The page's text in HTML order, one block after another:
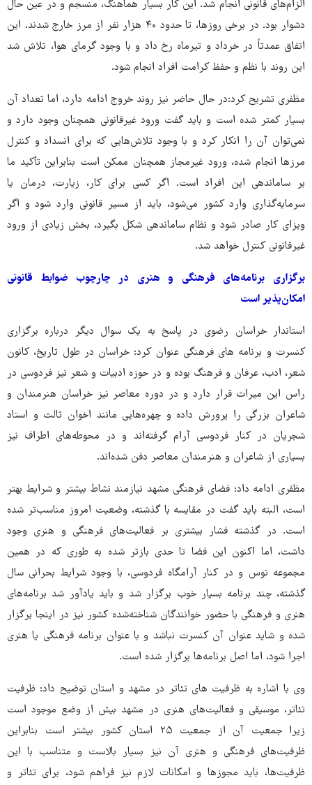
الزام‌های قانونی انجام شد. این کار بسیار هماهنگ، منسجم و در عین حال
دشوار بود. در برخی روزها، تا حدود ۴۰ هزار نفر از مرز خارج شدند. این
اتفاق عمدتاً در خرداد و تیرماه رخ داد و با وجود گرمای هوا، تلاش شد
این روند با نظم و حفظ کرامت افراد انجام شود.
مظفری تشریح کرد:در حال حاضر نیز روند خروج ادامه دارد، اما تعداد آن
بسیار کمتر شده است و باید گفت ورود غیرقانونی همچنان وجود دارد و
نمی‌توان آن را انکار کرد و با وجود تلاش‌هایی که برای انسداد و کنترل
مرزها انجام شده، ورود غیرمجاز همچنان ممکن است بنابراین تأکید ما
بر ساماندهی این افراد است. اگر کسی برای کار، زیارت، درمان یا
سرمایه‌گذاری وارد کشور می‌شود، باید از مسیر قانونی وارد شود و اگر
ویزای کار صادر شود و نظام ساماندهی شکل بگیرد، بخش زیادی از ورود
غیرقانونی کنترل خواهد شد.
برگزاری برنامه‌های فرهنگی و هنری در چارچوب ضوابط قانونی
امکان‌پذیر است
استاندار خراسان رضوی در پاسخ به یک سوال دیگر درباره برگزاری
کنسرت و برنامه های فرهنگی عنوان کرد: خراسان در طول تاریخ، کانون
شعر، ادب، عرفان و فرهنگ بوده و در حوزه ادبیات و شعر نیز فردوسی در
راس این میراث قرار دارد و در دوره معاصر نیز خراسان هنرمندان و
شاعران بزرگی را پرورش داده و چهره‌هایی مانند اخوان ثالث و استاد
شجریان در کنار فردوسی آرام گرفته‌اند و در محوطه‌های اطراف نیز
بسیاری از شاعران و هنرمندان معاصر دفن شده‌اند.
مظفری ادامه داد: فضای فرهنگی مشهد نیازمند نشاط بیشتر و شرایط بهتر
است، البته باید گفت در مقایسه با گذشته، وضعیت امروز مناسب‌تر شده
است. در گذشته فشار بیشتری بر فعالیت‌های فرهنگی و هنری وجود
داشت، اما اکنون این فضا تا حدی بازتر شده به طوری که در همین
مجموعه توس و در کنار آرامگاه فردوسی، با وجود شرایط بحرانی سال
گذشته، چند برنامه بسیار خوب برگزار شد و باید یادآور شد برنامه‌های
هنری و فرهنگی با حضور خوانندگان شناخته‌شده کشور نیز در اینجا برگزار
شده و شاید عنوان آن کنسرت نباشد و با عنوان برنامه فرهنگی یا هنری
اجرا شود، اما اصل برنامه‌ها برگزار شده است.
وی با اشاره به ظرفیت های تئاتر در مشهد و استان توضیح داد: ظرفیت
تئاتر، موسیقی و فعالیت‌های هنری در مشهد بیش از وضع موجود است
زیرا جمعیت آن از جمعیت ۲۵ استان کشور بیشتر است بنابراین
ظرفیت‌های فرهنگی و هنری آن نیز بسیار بالاست و متناسب با این
ظرفیت‌ها، باید مجوزها و امکانات لازم نیز فراهم شود، برای تئاتر و